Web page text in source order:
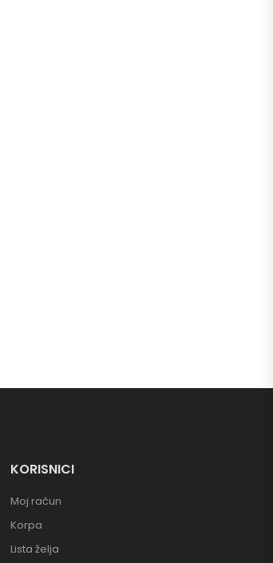
KORISNICI
Moj račun
Korpa
Lista želja